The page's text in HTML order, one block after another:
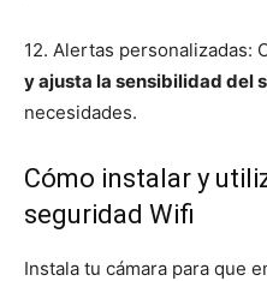
12. Alertas personalizadas:
y ajusta la sensibilidad del
necesidades.
Cómo instalar y
seguridad Wifi
Instala tu cámara para que